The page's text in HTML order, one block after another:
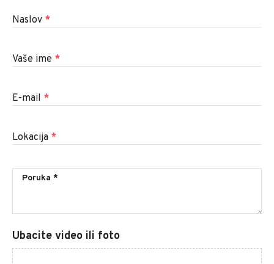
Naslov *
Vaše ime *
E-mail *
Lokacija *
Ubacite video ili foto